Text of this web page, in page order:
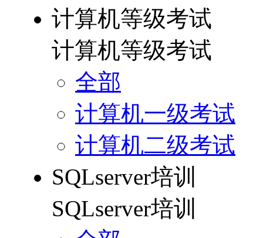
计算机等级考试
计算机等级考试
全部
计算机一级考试
计算机二级考试
SQLserver培训
SQLserver培训